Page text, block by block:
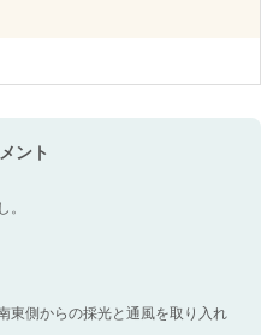
ント
。
東側からの採光と通風を取り入れ